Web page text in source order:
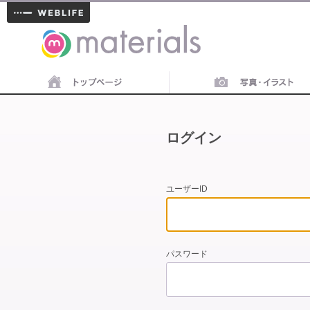
materials
ログイン
ユーザーID
パスワード